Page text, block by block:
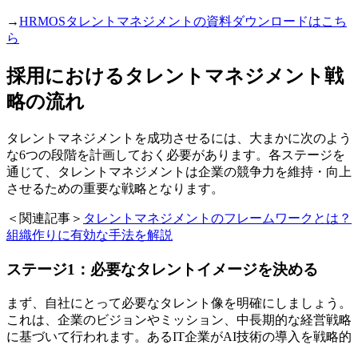
→HRMOSタレントマネジメントの資料ダウンロードはこち
ら
採用におけるタレントマネジメント戦
略の流れ
タレントマネジメントを成功させるには、大まかに次のよう
な6つの段階を計画しておく必要があります。各ステージを
通じて、タレントマネジメントは企業の競争力を維持・向上
させるための重要な戦略となります。
＜関連記事＞ タレントマネジメントのフレームワークとは？
組織作りに有効な手法を解説
ステージ1：必要なタレントイメージを決める
まず、自社にとって必要なタレント像を明確にしましょう。
これは、企業のビジョンやミッション、中長期的な経営戦略
に基づいて行われます。あるIT企業がAI技術の導入を戦略的